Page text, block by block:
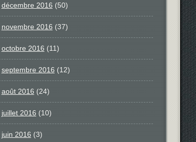
décembre 2016 (50)
novembre 2016 (37)
octobre 2016 (11)
septembre 2016 (12)
août 2016 (24)
juillet 2016 (10)
juin 2016 (3)